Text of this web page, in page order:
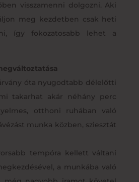
visszamenni dolgozni. Aki
meg kezdetben csak heti
így fokozatosabb lehet a
óta nyugodtabb délelőtti
takarhat akár néhány perc
otthoni ruhában való
munka közben, sziesztát
tempóra kellett váltani
a munkába való